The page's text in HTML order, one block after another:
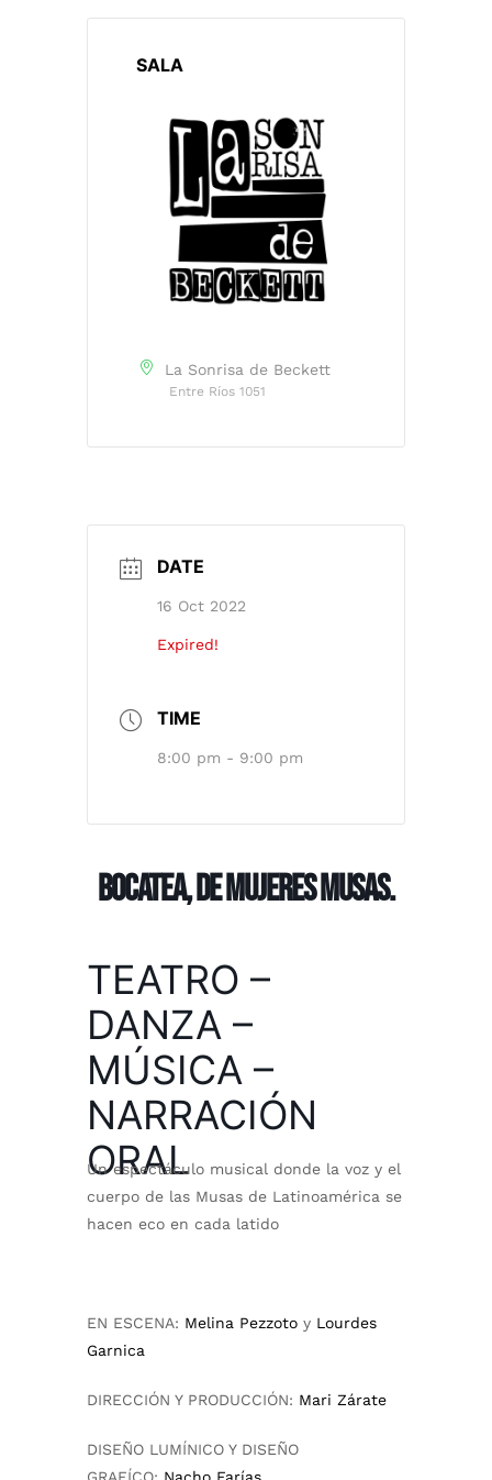
SALA
La Sonrisa de Beckett
Entre Ríos 1051
DATE
16 Oct 2022
Expired!
TIME
8:00 pm - 9:00 pm
BOCATEA, DE MUJERES MUSAS.
TEATRO –
DANZA –
MÚSICA –
NARRACIÓN
ORAL
Un espectáculo musical donde la voz y el
cuerpo de las Musas de Latinoamérica se
hacen eco en cada latido
EN ESCENA: Melina Pezzotoy Lourdes
Garnica
DIRECCIÓN Y PRODUCCIÓN: Mari Zárate
DISEÑO LUMÍNICO Y DISEÑO